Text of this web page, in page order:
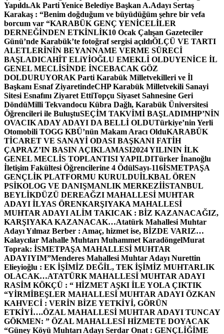
Yapıldı.Ak Parti Yenice Belediye Başkan A.Adayı Sertaş
Karakaş : “Benim doğduğum ve büyüdüğüm şehre bir vefa
borcum var “KARABÜK GENÇ YENİCELİLER
DERNEĞİNDEN ETKİNLİK10 Ocak Çalışan Gazeteciler
Günü’nde Karabük’te fotoğraf sergisi açıldıÖLÇÜ VE TARTI
ALETLERİNİN BEYANNAME VERME SÜRECİ
BAŞLADICAHİT ELiYİOĞLU EMEKLİ OLDUYENİCE İL
GENEL MECLİSİNDE İNCEBACAK GÖZ
DOLDURUYORAK Parti Karabük Milletvekilleri ve İl
Başkanı Esnaf ZiyaretindeCHP Karabük Milletvekili Sanayi
Sitesi Esnafını Ziyaret EttiTopçu Siyaset Sahnesine Geri
DöndüMilli Tekvandocu Kübra Dağlı, Karabük Üniversitesi
Öğrencileri ile BuluştuSEÇİM TAKVİMİ BAŞLADIMHP’NİN
OVACIK ADAY ADAYI DA BELLİ OLDUTürkiye’nin Yerli
Otomobili TOGG KBÜ’nün Makam Aracı OlduKARABÜK
TİCARET VE SANAYİ ODASI BAŞKANI FATİH
ÇAPRAZ’IN BASIN AÇIKLAMASI2024 YILININ İLK
GENEL MECLİS TOPLANTISI YAPILDITürker İnanoğlu
İletişim Fakültesi Öğrencilerine 4 ÖdülSayı-116İSMETPAŞA
GENÇLİK PLATFORMU KURULDUİLKBAL ÖREN
PSİKOLOG VE DANIŞMANLIK MERKEZİİSTANBUL
BEYLİKDÜZÜ DEREAĞZI MAHALLESİ MUHTAR
ADAYI İLYAS ÖRENKARŞIYAKA MAHALLESİ
MUHTAR ADAYI ALİM TAKICAK : BİZ KAZANACAĞIZ,
KARŞIYAKA KAZANACAK…Atatürk Mahallesi Muhtar
Adayı Yılmaz Berber : Amaç, hizmet ise, BİZDE VARIZ…
Kalaycılar Mahalle Muhtarı Muhammet KaradöngelMurat
Toprak: İSMETPAŞA MAHALLESİ MUHTAR
ADAYIYIM”Menderes Mahallesi Muhtar Adayı Nurettin
Elieyioğlu : EK İŞİMİZ DEĞİL, TEK İŞİMİZ MUHTARLIK
OLACAK…ATATÜRK MAHALLESİ MUHTAR ADAYI
RASİM KÖKÇÜ : “ HİZMET AŞKI İLE YOLA ÇIKTIK
“YİRMİBEŞLER MAHALLESİ MUHTAR ADAYI ÖZKAN
KAHVECİ : VERİN BİZE YETKİYİ, GÖRÜN
ETKİYİ….ÖZAL MAHALLESİ MUHTAR ADAYI TUNCAY
GÖKMEN: ” ÖZAL MAHALLESİ HİZMETE DOYACAK
“Güney Köyü Muhtarı Adayı Serdar Onat : GENÇLİĞİME